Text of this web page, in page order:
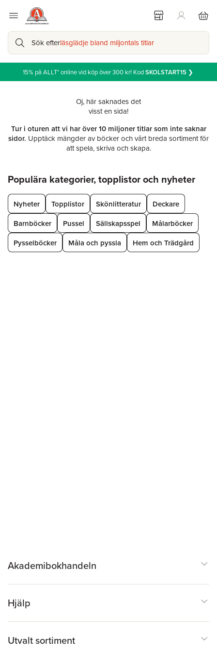
Sök efterläsglädje bland miljontals titlar
15% på ALLT* online vid köp över 300 kr! KodSKOLSTART15❯
Oj, här saknades det
visst en sida!
Tur i oturen att vi har över 10 miljoner titlar som inte saknar
sidor. Upptäck mängder av böcker och vårt breda sortiment för
att spela, skriva och skapa.
Populära kategorier, topplistor och nyheter
Nyheter Topplistor Skönlitteratur
Deckare
Barnböcker
Pussel Sällskapsspel
Målarböcker
Pysselböcker
Måla och pyssla Hem och Trädgård
Akademibokhandeln
Hjälp
Utvalt sortiment